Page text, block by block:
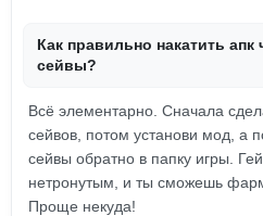
Как правильно накатить апк
сейвы?
Всё элементарно. Сначала
сейвов, потом установи мод, а
сейвы обратно в папку игры.
нетронутым, и ты сможешь
Проще некуда!